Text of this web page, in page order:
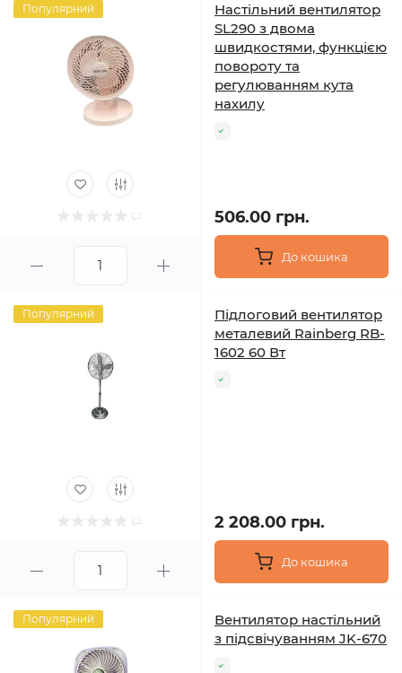
Популярний
Настільний вентилятор
SL290 з двома
швидкостями, функцією
повороту та
регулюванням кута
нахилу
506.00 грн.
До кошика
Популярний
Підлоговий вентилятор
металевий Rainberg RB-
1602 60 Вт
2 208.00 грн.
До кошика
Популярний
Вентилятор настільний
з підсвічуванням JK-670